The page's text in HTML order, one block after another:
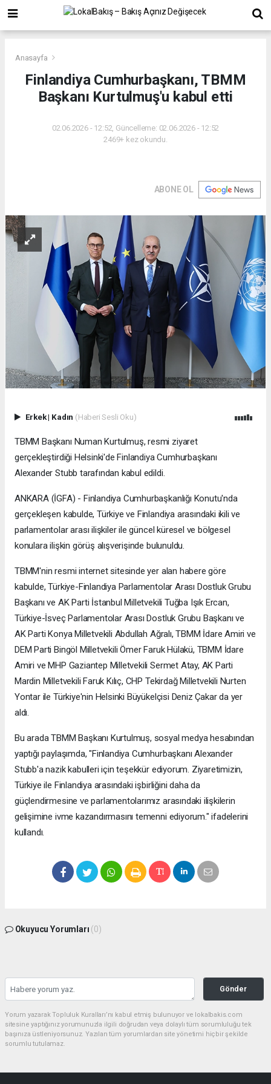
Anasayfa
Finlandiya Cumhurbaşkanı, TBMM
Başkanı Kurtulmuş'u kabul etti
02.06.2026 - 12:52, Güncelleme: 02.06.2026 - 12:52
2469+ kez okundu.
ABONE OL
Erkek| Kadın (Haberi Sesli Oku)
TBMM Başkanı Numan Kurtulmuş, resmi ziyaret
gerçekleştirdiği Helsinki'de Finlandiya Cumhurbaşkanı
Alexander Stubb tarafından kabul edildi.
ANKARA (İGFA) - Finlandiya Cumhurbaşkanlığı Konutu'nda
gerçekleşen kabulde, Türkiye ve Finlandiya arasındaki ikili ve
parlamentolar arası ilişkiler ile güncel küresel ve bölgesel
konulara ilişkin görüş alışverişinde bulunuldu.
TBMM'nin resmi internet sitesinde yer alan habere göre
kabulde, Türkiye-Finlandiya Parlamentolar Arası Dostluk Grubu
Başkanı ve AK Parti İstanbul Milletvekili Tuğba Işık Ercan,
Türkiye-İsveç Parlamentolar Arası Dostluk Grubu Başkanı ve
AK Parti Konya Milletvekili Abdullah Ağralı, TBMM İdare Amiri ve
DEM Parti Bingöl Milletvekili Ömer Faruk Hülakü, TBMM İdare
Amiri ve MHP Gaziantep Milletvekili Sermet Atay, AK Parti
Mardin Milletvekili Faruk Kılıç, CHP Tekirdağ Milletvekili Nurten
Yontar ile Türkiye'nin Helsinki Büyükelçisi Deniz Çakar da yer
aldı.
Bu arada TBMM Başkanı Kurtulmuş, sosyal medya hesabından
yaptığı paylaşımda, "Finlandiya Cumhurbaşkanı Alexander
Stubb'a nazik kabulleri için teşekkür ediyorum. Ziyaretimizin,
Türkiye ile Finlandiya arasındaki işbirliğini daha da
güçlendirmesine ve parlamentolarımız arasındaki ilişkilerin
gelişimine ivme kazandırmasını temenni ediyorum." ifadelerini
kullandı.
Okuyucu Yorumları (0)
Gönder
Yorum yazarak Topluluk Kuralları’nı kabul etmiş bulunuyor ve lokalbakis.com
sitesine yaptığınız yorumunuzla ilgili doğrudan veya dolaylı tüm sorumluluğu tek
başınıza üstleniyorsunuz. Yazılan tüm yorumlardan site yönetimi hiçbir şekilde
sorumlu tutulamaz.